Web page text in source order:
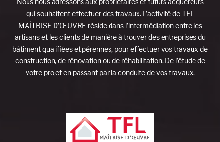
Nous nous adressons aux propriétaires et futurs acquéreurs
qui souhaitent effectuer des travaux. L’activité de TFL
MAÎTRISE D’ŒUVRE réside dans l’intermédiation entre les
artisans et les clients de manière à trouver des entreprises du
bâtiment qualifiées et pérennes, pour effectuer vos travaux de
construction, de rénovation ou de réhabilitation. De l’étude de
votre projet en passant par la conduite de vos travaux.